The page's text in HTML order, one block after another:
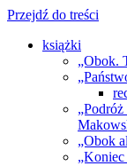
Przejdź do treści
książki
„Obok.
„Obok